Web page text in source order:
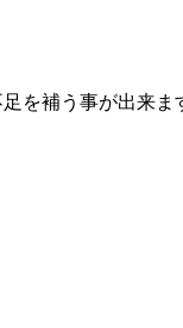
を補う事が出来ま